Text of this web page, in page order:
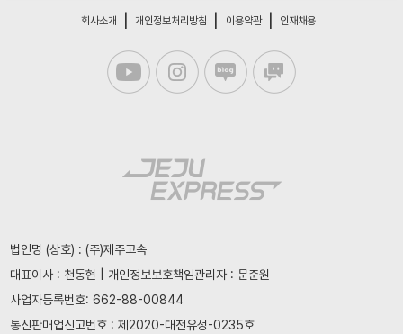
회사소개 개인정보처리방침 이용약관 인재채용
법인명 (상호) : (주)제주고속
대표이사 : 천동현 | 개인정보보호책임관리자 : 문준원
사업자등록번호: 662-88-00844
통신판매업신고번호 : 제2020-대전유성-0235호